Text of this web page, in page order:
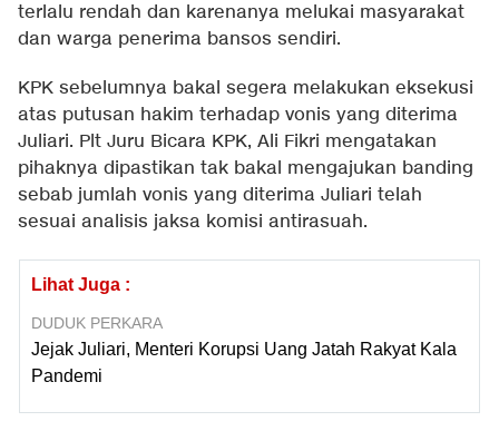
terlalu rendah dan karenanya melukai masyarakat
dan warga penerima bansos sendiri.
KPK sebelumnya bakal segera melakukan eksekusi
atas putusan hakim terhadap vonis yang diterima
Juliari. Plt Juru Bicara KPK, Ali Fikri mengatakan
pihaknya dipastikan tak bakal mengajukan banding
sebab jumlah vonis yang diterima Juliari telah
sesuai analisis jaksa komisi antirasuah.
Lihat Juga :
DUDUK PERKARA
Jejak Juliari, Menteri Korupsi Uang Jatah Rakyat Kala
Pandemi